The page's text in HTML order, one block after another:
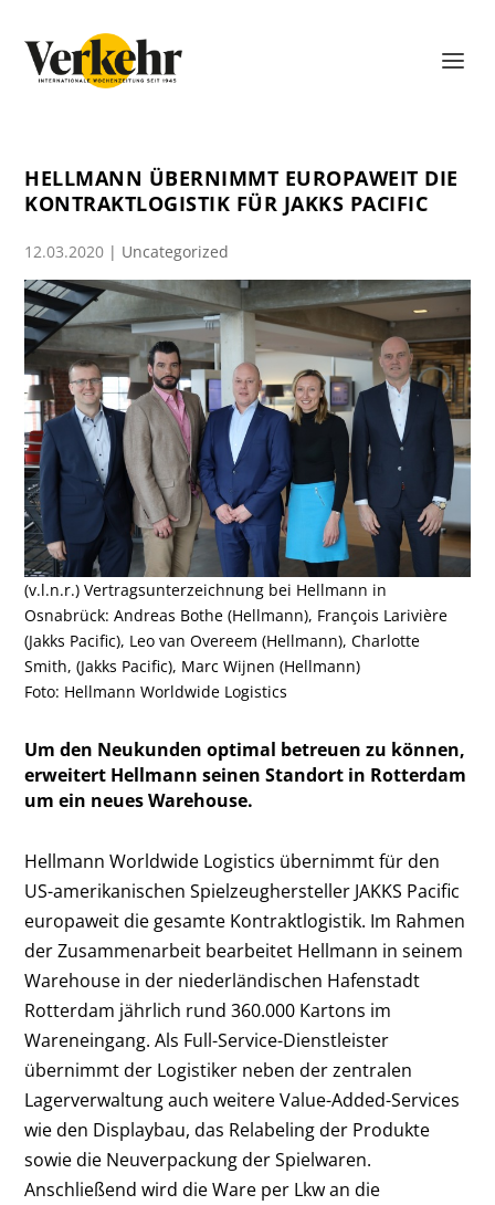
HELLMANN ÜBERNIMMT EUROPAWEIT DIE
KONTRAKTLOGISTIK FÜR JAKKS PACIFIC
12.03.2020 | Uncategorized
(v.l.n.r.) Vertragsunterzeichnung bei Hellmann in
Osnabrück: Andreas Bothe (Hellmann), François Larivière
(Jakks Pacific), Leo van Overeem (Hellmann), Charlotte
Smith, (Jakks Pacific), Marc Wijnen (Hellmann)
Foto: Hellmann Worldwide Logistics
Um den Neukunden optimal betreuen zu können,
erweitert Hellmann seinen Standort in Rotterdam
um ein neues Warehouse.
Hellmann Worldwide Logistics übernimmt für den
US-amerikanischen Spielzeughersteller JAKKS Pacific
europaweit die gesamte Kontraktlogistik. Im Rahmen
der Zusammenarbeit bearbeitet Hellmann in seinem
Warehouse in der niederländischen Hafenstadt
Rotterdam jährlich rund 360.000 Kartons im
Wareneingang. Als Full-Service-Dienstleister
übernimmt der Logistiker neben der zentralen
Lagerverwaltung auch weitere Value-Added-Services
wie den Displaybau, das Relabeling der Produkte
sowie die Neuverpackung der Spielwaren.
Anschließend wird die Ware per Lkw an die